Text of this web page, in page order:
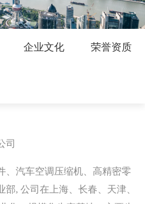
企业文化 荣誉资质
司
、汽车空调压缩机、高精密零
, 公司在上海、长春、天津、